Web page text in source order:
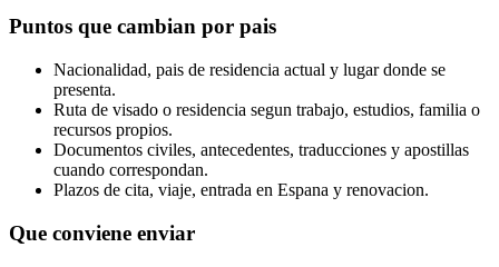
Puntos que cambian por pais
Nacionalidad, pais de residencia actual y lugar donde se
presenta.
Ruta de visado o residencia segun trabajo, estudios, familia o
recursos propios.
Documentos civiles, antecedentes, traducciones y apostillas
cuando correspondan.
Plazos de cita, viaje, entrada en Espana y renovacion.
Que conviene enviar